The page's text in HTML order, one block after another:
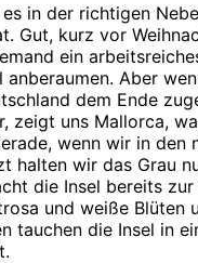
in der richtigen
Gut, kurz vor
ein
anberaumen. Aber
dem Ende
zeigt uns Mallorca,
wenn wir in den
halten wir das Grau
die Insel bereits
und weiße Blüten
tauchen die Insel in